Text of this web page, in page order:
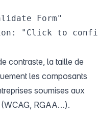
Form"
"Click to
contraste, la taille de
les composants
soumises aux
(WCAG, RGAA…).